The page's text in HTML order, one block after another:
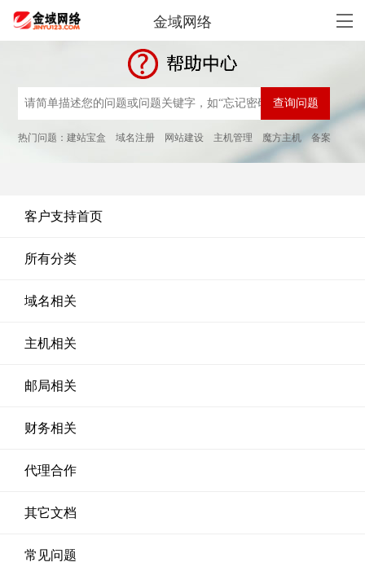
金域网络
热门问题：建站宝盒 域名注册 网站建设 主机管理 魔方主机 备案
客户支持首页
所有分类
域名相关
主机相关
邮局相关
财务相关
代理合作
其它文档
常见问题